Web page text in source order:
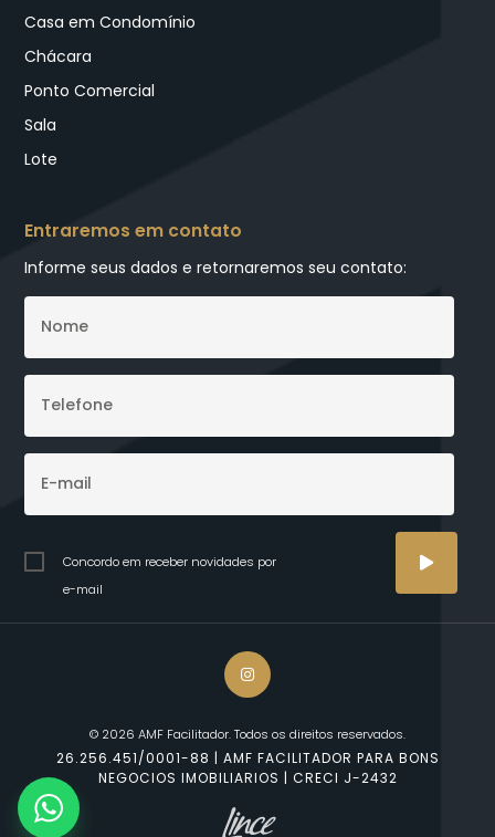
Casa em Condomínio
Chácara
Ponto Comercial
Sala
Lote
Entraremos em contato
Informe seus dados e retornaremos seu contato:
Concordo em receber novidades por
e-mail
© 2026 AMF Facilitador. Todos os direitos reservados.
26.256.451/0001-88 | AMF FACILITADOR PARA BONS
NEGOCIOS IMOBILIARIOS | CRECI J-2432